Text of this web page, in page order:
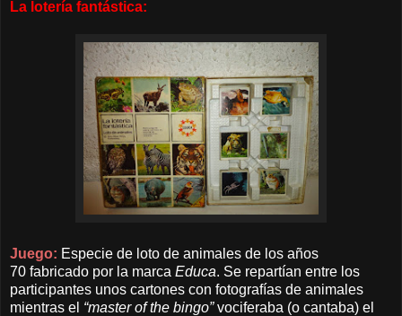
La lotería fantástica:
Juego: Especie de loto de animales de los años
70 fabricado por la marca Educa. Se repartían entre los
participantes unos cartones con fotografías de animales
mientras el “master of the bingo”vociferaba (o cantaba) el